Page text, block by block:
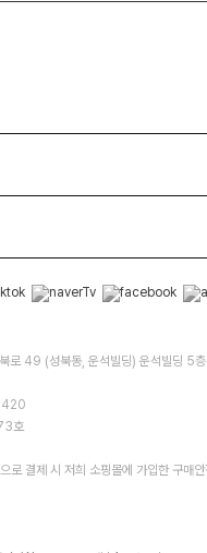
로 49 (성북동, 운석빌딩) 운석빌딩 5층
호
로 결제 시 저희 소핑몰에 가입한 구매